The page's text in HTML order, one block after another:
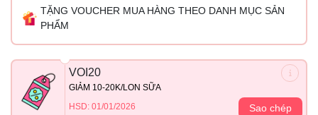
TẶNG VOUCHER MUA HÀNG THEO DANH MỤC SẢN
PHẨM
VOI20
GIẢM 10-20K/LON SỮA
HSD: 01/01/2026
Sao chép